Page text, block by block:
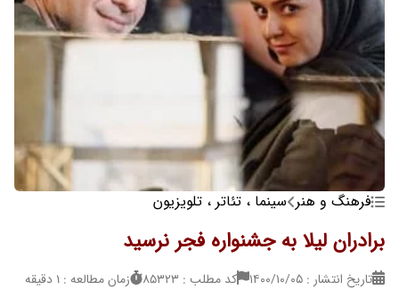
فرهنگ و هنر سینما ، تئاتر ، تلویزیون
برادران لیلا به جشنواره فجر نرسید
تاریخ انتشار : ۱۴۰۰/۱۰/۰۵ کد مطلب : 85323 زمان مطالعه : 1 دقیقه